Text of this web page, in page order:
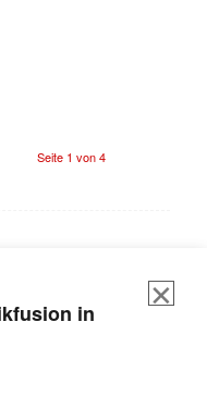
Seite 1 von 4
in